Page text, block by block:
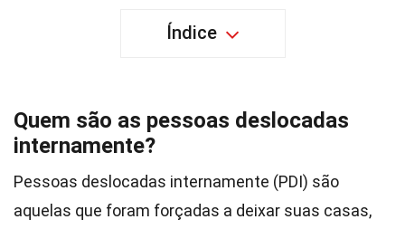
Índice
Quem são as pessoas deslocadas
internamente?
Pessoas deslocadas internamente (PDI) são
aquelas que foram forçadas a deixar suas casas,